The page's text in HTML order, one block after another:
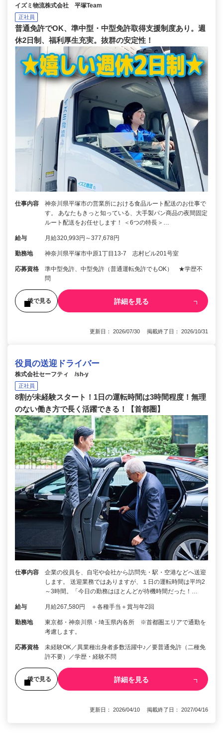
イズミ物流株式会社 平塚Team
正社員
普通免許でOK、準中型・中型免許取得支援制度あり。週
休2日制、福利厚生充実。抜群の安定性！
仕事内容
神奈川県平塚市の営業所における食品ルート配送のお仕事で
す。 あなたもきっと知っている、大手製パン商品の夜間固定
ルート配送をお任せします！ ＜6つの特長＞…
給与 月給320,993円～377,678円
勤務地 神奈川県平塚市中原1丁目13-7 志村ビル201号室
応募資格
準中型免許、中型免許（普通運転免許でもOK） ★学歴不
問
後で見る 詳細を見る
更新日： 2026/07/30 掲載終了日： 2026/10/31
役員の送迎ドライバー
株式会社セーフティ /sh-y
正社員
8割が未経験スタート！1日の運転時間は3時間程度！無理
のない働き方で長く活躍できる！【首都圏】
仕事内容
企業の役員を、自宅や会社から訪問先・駅・空港などへ送迎
します。 送迎業務ではありますが、１日の運転時間は平均2
～3時間。「今日の勤務はほとんどが待機時間だった！…
給与 月給267,580円 ＋各種手当＋賞与年2回
勤務地
東京都・神奈川県・埼玉県内各所 ※首都圏エリアで通勤を
考慮します。
応募資格
未経験OK／異業種出身者多数活躍中♪／要普通免許（二種免
許不要）／学歴・経験不問
後で見る 詳細を見る
更新日： 2026/04/10 掲載終了日： 2027/04/16